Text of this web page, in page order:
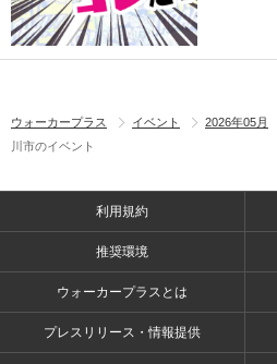
ウォーカープラス イベント 2026年05月
川市のイベント
利用規約
推奨環境
ウォーカープラスとは
プレスリリース・情報提供